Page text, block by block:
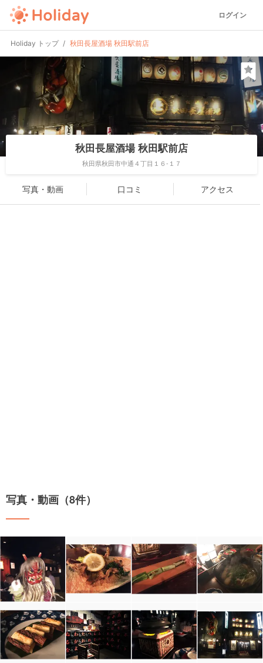
ログイン
Holiday トップ 秋田長屋酒場 秋田駅前店
秋田長屋酒場 秋田駅前店
秋田県秋田市中通４丁目１６-１７
写真・動画 口コミ アクセス
写真・動画（8件）